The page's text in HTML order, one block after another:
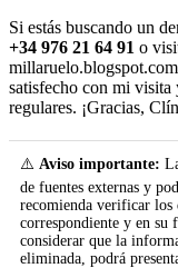
Si estás buscando un
+34 976 21 64 91 o
satisfecho con mi
regulares. ¡Gracias,
⚠️ Aviso importante:
de fuentes externas y
recomienda verificar los
correspondiente y en su
considerar que la
eliminada, podrá